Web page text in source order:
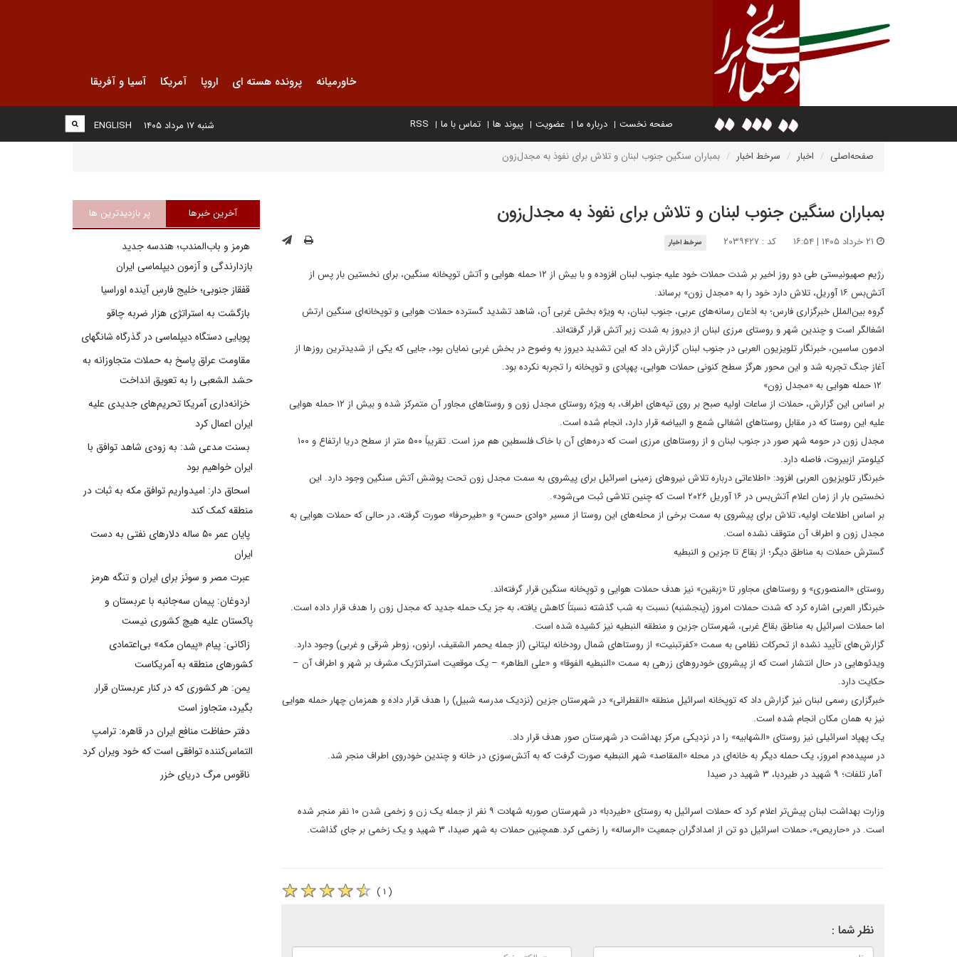
خاورمیانه پرونده هسته ای اروپا آمریکا آسیا و آفریقا
صفحه نخست درباره ما عضویت پیوند ها تماس با ما RSS
ENGLISH شنبه ۱۷ مرداد ۱۴۰۵
صفحه‌اصلی اخبار سرخط اخبار بمباران سنگین جنوب لبنان و تلاش برای نفوذ به مجدل‌زون
بمباران سنگین جنوب لبنان و تلاش برای نفوذ به مجدل‌زون
کد : ۲۰۳۹۴۲۷ سرخط اخبار
رژیم صهیونیستی طی دو روز اخیر بر شدت حملات خود علیه جنوب لبنان افزوده و با بیش از ۱۲ حمله هوایی و آتش توپخانه سنگین، برای نخستین بار پس از
آتش‌بس ۱۶ آوریل، تلاش دارد خود را به «مجدل زون» برساند.
گروه بین‌الملل خبرگزاری فارس؛ به اذعان رسانه‌های عربی، جنوب لبنان، به ویژه بخش غربی آن، شاهد تشدید گسترده حملات هوایی و توپخانه‌ای سنگین ارتش
اشغالگر است و چندین شهر و روستای مرزی لبنان از دیروز به شدت زیر آتش قرار گرفته‌اند.
ادمون ساسین، خبرنگار تلویزیون العربی در جنوب لبنان گزارش داد که این تشدید دیروز به وضوح در بخش غربی نمایان بود، جایی که یکی از شدیدترین روزها از
آغاز جنگ تجربه شد و این محور هرگز سطح کنونی حملات هوایی، پهپادی و توپخانه را تجربه نکرده بود.
بر اساس این گزارش، حملات از ساعات اولیه صبح بر روی تپه‌های اطراف، به ویژه روستای مجدل زون و روستاهای مجاور آن متمرکز شده و بیش از ۱۲ حمله هوایی
علیه این روستا که در مقابل روستاهای اشغالی شمع و البیاضه قرار دارد، انجام شده است.
مجدل زون در حومه شهر صور در جنوب لبنان و از روستاهای مرزی است که دره‌های آن با خاک فلسطین هم مرز است. تقریباً ۵۰۰ متر از سطح دریا ارتفاع و ۱۰۰
کیلومتر ازبیروت، فاصله دارد.
خبرنگار تلویزیون العربی افزود: «اطلاعاتی درباره تلاش نیروهای زمینی اسرائیل برای پیشروی به سمت مجدل زون تحت پوشش آتش سنگین وجود دارد. این
نخستین بار از زمان اعلام آتش‌بس در ۱۶ آوریل ۲۰۲۶ است که چنین تلاشی ثبت می‌شود».
بر اساس اطلاعات اولیه، تلاش برای پیشروی به سمت برخی از محله‌های این روستا از مسیر «وادی حسن» و «طیرحرفا» صورت گرفته، در حالی که حملات هوایی به
مجدل زون و اطراف آن متوقف نشده است.
گسترش حملات به مناطق دیگر؛ از بقاع تا جزین و النبطیه
روستای «المنصوری» و روستاهای مجاور تا «زبقین» نیز هدف حملات هوایی و توپخانه سنگین قرار گرفته‌اند.
خبرنگار العربی اشاره کرد که شدت حملات امروز (پنجشنبه) نسبت به شب گذشته نسبتاً کاهش یافته، به جز یک حمله جدید که مجدل زون را هدف قرار داده است.
اما حملات اسرائیل به مناطق بقاع غربی، شهرستان جزین و منطقه النبطیه نیز کشیده شده است.
گزارش‌های تأیید نشده از تحرکات نظامی به سمت «کفرتبنیت» از روستاهای شمال رودخانه لیتانی (از جمله یحمر الشقیف، ارنون، زوطر شرقی و غربی) وجود دارد.
ویدئوهایی در حال انتشار است که از پیشروی خودروهای زرهی به سمت «النبطیه الفوقا» و «علی الطاهر» – یک موقعیت استراتژیک مشرف بر شهر و اطراف آن –
حکایت دارد.
خبرگزاری رسمی لبنان نیز گزارش داد که توپخانه اسرائیل منطقه «القطرانی» در شهرستان جزین (نزدیک مدرسه شبیل) را هدف قرار داده و همزمان چهار حمله هوایی
نیز به همان مکان انجام شده است.
یک پهپاد اسرائیلی نیز روستای «الشهابیه» را در نزدیکی مرکز بهداشت در شهرستان صور هدف قرار داد.
در سپیده‌دم امروز، یک حمله دیگر به خانه‌ای در محله «المقاصد» شهر النبطیه صورت گرفت که به آتش‌سوزی در خانه و چندین خودروی اطراف منجر شد.
آمار تلفات؛ ۹ شهید در طیردبا، ۳ شهید در صیدا
وزارت بهداشت لبنان پیش‌تر اعلام کرد که حملات اسرائیل به روستای «طیردبا» در شهرستان صوربه شهادت ۹ نفر از جمله یک زن و زخمی شدن ۱۰ نفر منجر شده
است. در «حاریص»، حملات اسرائیل دو تن از امدادگران جمعیت «الرساله» را زخمی کرد.همچنین حملات به شهر صیدا، ۳ شهید و یک زخمی بر جای گذاشت.
( ۱ )
نظر شما :
آخرین خبرها پر بازدیدترین ها
هرمز و باب‌المندب؛ هندسه جدید
بازدارندگی و آزمون دیپلماسی ایران
قفقاز جنوبی؛ خلیج فارسِ آینده اوراسیا
بازگشت به استراتژی هزار ضربه چاقو
پویایی دستگاه دیپلماسی در گذرگاه شانگهای
مقاومت عراق پاسخ به حملات متجاوزانه به
حشد الشعبی را به تعویق انداخت
خزانه‌داری آمریکا تحریم‌های جدیدی علیه
ایران اعمال کرد
بسنت مدعی شد: به زودی شاهد توافق با
ایران خواهیم بود
اسحاق دار: امیدواریم توافق مکه به ثبات در
منطقه کمک کند
پایان عمر ۵۰ ساله دلارهای نفتی به دست
ایران
عبرت مصر و سوئز برای ایران و تنگه هرمز
اردوغان: پیمان سه‌جانبه با عربستان و
پاکستان علیه هیچ کشوری نیست
زاکانی: پیام «پیمان مکه» بی‌اعتمادی
کشورهای منطقه به آمریکاست
یمن: هر کشوری که در کنار عربستان قرار
بگیرد، متجاوز است
دفتر حفاظت منافع ایران در قاهره: ترامپ
التماس‌کننده توافقی است که خود ویران کرد
ناقوس مرگ دریای خزر